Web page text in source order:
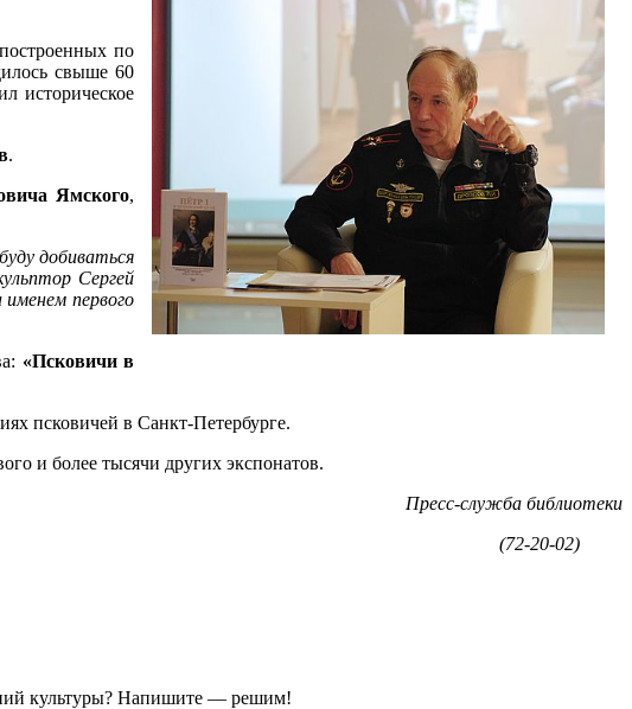
по
свыше 60
историческое
.
Ямского,
добиваться
Сергей
первого
«Псковичи в
псковичей в Санкт-Петербурге.
и более тысячи других экспонатов.
Пресс-служба библиотеки
(72-20-02)
культуры? Напишите — решим!